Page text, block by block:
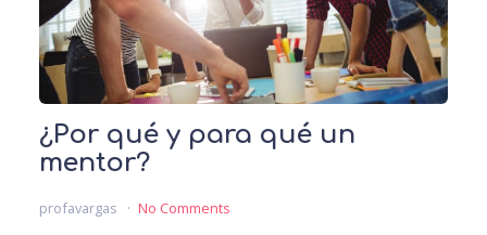
¿Por qué y para qué un
mentor?
profavargas No Comments